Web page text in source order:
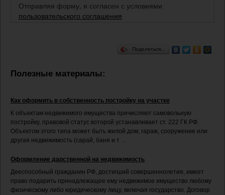
Отправляя форму, я согласен с условиями
пользовательского соглашения
Поделиться…
Полезные материалы:
Как оформить в собственность постройку на участке
К объектам недвижимого имущества причисляют самовольную
постройку, правовой статус которой устанавливает ст. 222 ГК РФ.
Объектом этого типа может быть жилой дом, гараж, сооружение или
другая недвижимость (сарай, баня и т ...
Оформление дарственной на недвижимость
Дееспособный гражданин РФ, достигший совершеннолетия, имеет
право подарить принадлежащее ему недвижимое имущество любому
физическому либо юридическому лицу, включая государство. Договор